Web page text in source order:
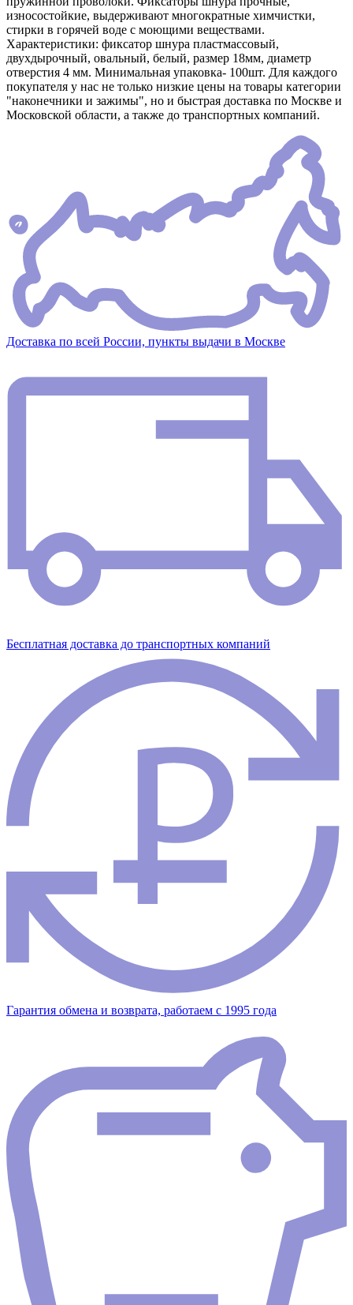
износостойкие, выдерживают многократные химчистки,
стирки в горячей воде с моющими веществами.
Характеристики: фиксатор шнура пластмассовый,
двухдырочный, овальный, белый, размер 18мм, диаметр
отверстия 4 мм. Минимальная упаковка- 100шт. Для каждого
покупателя у нас не только низкие цены на товары категории
"наконечники и зажимы", но и быстрая доставка по Москве и
Московской области, а также до транспортных компаний.
Доставка по всей России, пункты выдачи в Москве
Бесплатная доставка до транспортных компаний
Гарантия обмена и возврата, работаем с 1995 года